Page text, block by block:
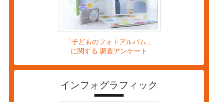
「子どものフォトアルバム」
に関する 調査アンケート
インフォグラフィック